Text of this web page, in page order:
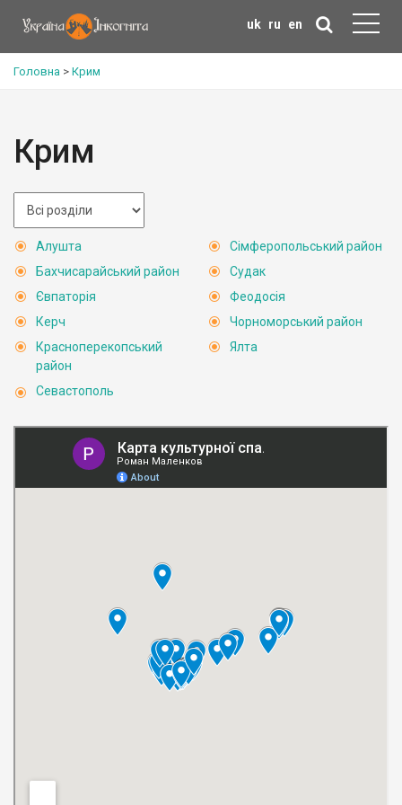
uk ru en
Головна > Крим
Крим
Алушта
Бахчисарайський район
Євпаторія
Керч
Красноперекопський
район
Севастополь
Сімферопольський район
Судак
Феодосія
Чорноморський район
Ялта